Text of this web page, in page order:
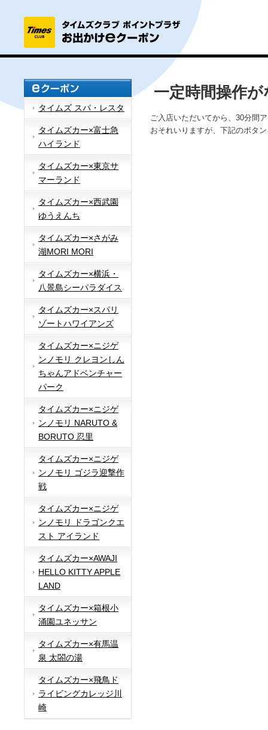
タイムズ スパ・レスタ
タイムズカー×富士急
ハイランド
タイムズカー×東京サ
マーランド
タイムズカー×西武園
ゆうえんち
タイムズカー×さがみ
湖MORI MORI
タイムズカー×横浜・
八景島シーパラダイス
タイムズカー×スパリ
ゾートハワイアンズ
タイムズカー×ニジゲ
ンノモリ クレヨンしん
ちゃんアドベンチャー
パーク
タイムズカー×ニジゲ
ンノモリ NARUTO &
BORUTO 忍里
タイムズカー×ニジゲ
ンノモリ ゴジラ迎撃作
戦
タイムズカー×ニジゲ
ンノモリ ドラゴンクエ
スト アイランド
タイムズカー×AWAJI
HELLO KITTY APPLE
LAND
タイムズカー×箱根小
涌園ユネッサン
タイムズカー×有馬温
泉 太閤の湯
タイムズカー×飛鳥ド
ライビングカレッジ川
崎
一定時間操作
ご入店いただいてから、30分間
おそれいりますが、下記のボタ